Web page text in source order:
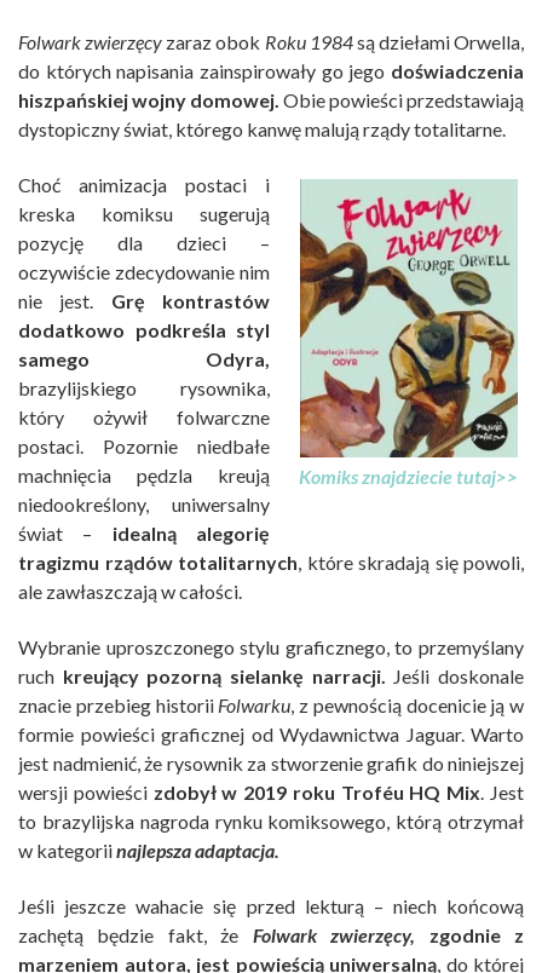
Folwark zwierzęcy zaraz obok Roku 1984są dziełami Orwella,
do których napisania zainspirowały go jego doświadczenia
hiszpańskiej wojny domowej. Obie powieści przedstawiają
dystopiczny świat, którego kanwę malują rządy totalitarne.
Komiks znajdziecie tutaj>>
Choć animizacja postaci i
kreska komiksu sugerują
pozycję dla dzieci –
oczywiście zdecydowanie nim
nie jest. Grę kontrastów
dodatkowo podkreśla styl
samego Odyra,
brazylijskiego rysownika,
który ożywił folwarczne
postaci. Pozornie niedbałe
machnięcia pędzla kreują
niedookreślony, uniwersalny
świat – idealną alegorię
tragizmu rządów totalitarnych, które skradają się powoli,
ale zawłaszczają w całości.
Wybranie uproszczonego stylu graficznego, to przemyślany
ruch kreujący pozorną sielankę narracji. Jeśli doskonale
znacie przebieg historii Folwarku, z pewnością docenicie ją w
formie powieści graficznej od Wydawnictwa Jaguar. Warto
jest nadmienić, że rysownik za stworzenie grafik do niniejszej
wersji powieści zdobył w 2019 roku Troféu HQ Mix. Jest
to brazylijska nagroda rynku komiksowego, którą otrzymał
w kategoriinajlepsza adaptacja.
Jeśli jeszcze wahacie się przed lekturą – niech końcową
zachętą będzie fakt, że Folwark zwierzęcy, zgodnie z
marzeniem autora, jest powieścią uniwersalną, do której